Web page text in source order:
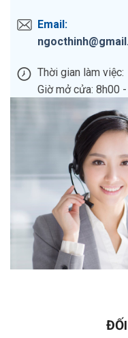
Email:
Thời gian làm việc:
Giờ mở cửa: 8h00